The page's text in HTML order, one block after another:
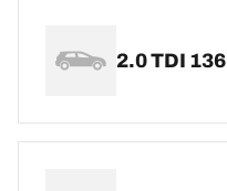
2.0 TDI 136